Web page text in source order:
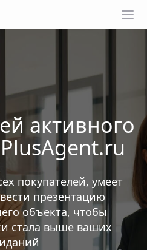
активного
покупателей, умеет
презентацию
объекта, чтобы
стала выше ваших